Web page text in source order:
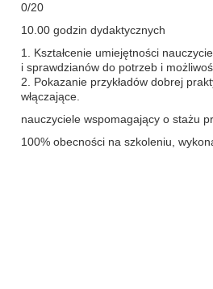
0/20
10.00 godzin dydaktycznych
1. Kształcenie umiejętności
i sprawdzianów do potrzeb i
2. Pokazanie przykładów dobrej
włączające.
nauczyciele wspomagający o stażu
100% obecności na szkoleniu,